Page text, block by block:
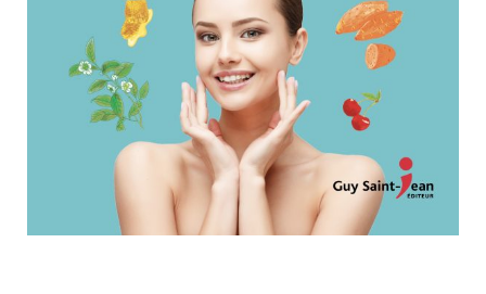
AUTEURS
À PROPOS
CONTACT